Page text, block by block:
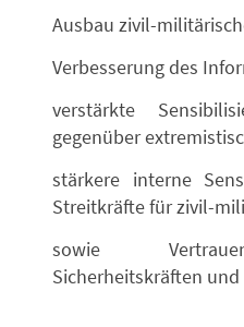
Ausbau zivil-
Verbesserung des
verstärkte
gegenüber
stärkere interne
Streitkräfte für zivil-
sowie
Sicherheitskräften